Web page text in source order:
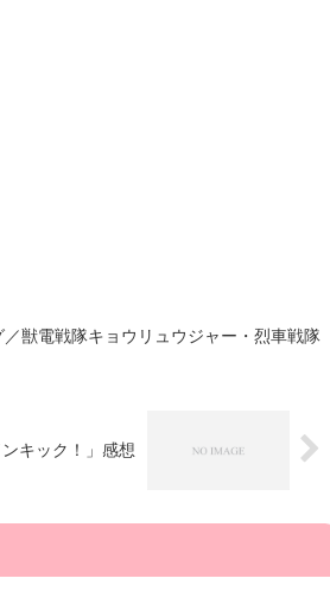
獣電戦隊キョウリュウジャー・烈車戦隊
キック！」感想